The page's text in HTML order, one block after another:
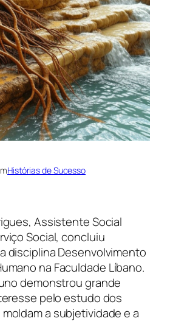
Histórias de Sucesso
Assistente Social
Social, concluiu
disciplina Desenvolvimento
na Faculdade Líbano.
demonstrou grande
pelo estudo dos
a subjetividade e a